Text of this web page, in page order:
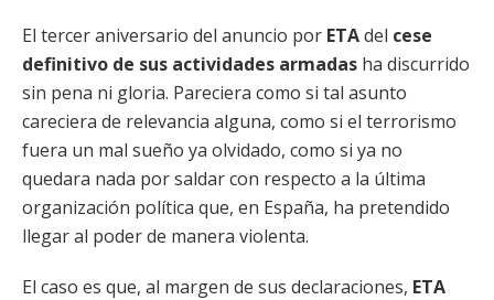
El tercer aniversario del anuncio por ETAdel cese
definitivo de sus actividades armadas ha discurrido
sin pena ni gloria. Pareciera como si tal asunto
careciera de relevancia alguna, como si el terrorismo
fuera un mal sueño ya olvidado, como si ya no
quedara nada por saldar con respecto a la última
organización política que, en España, ha pretendido
llegar al poder de manera violenta.
El caso es que, al margen de sus declaraciones, ETA